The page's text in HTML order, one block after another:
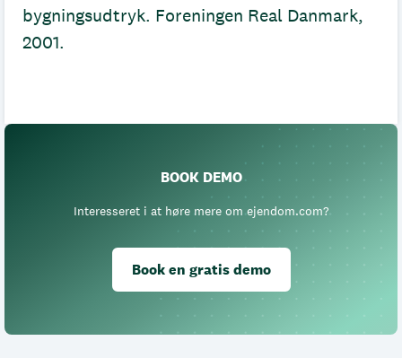
bygningsudtryk. Foreningen Real Danmark,
2001.
BOOK DEMO
Interesseret i at høre mere om ejendom.com?
Book en gratis demo